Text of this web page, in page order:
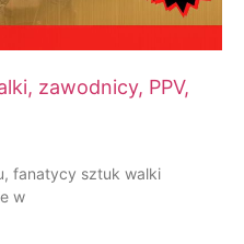
zawodnicy, PPV,
fanatycy sztuk walki
w